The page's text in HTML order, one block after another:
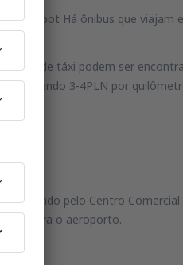
e Sopot Há ônibus que viajam
de táxi podem ser
sendo 3-4PLN por
passando pelo Centro
para o aeroporto.